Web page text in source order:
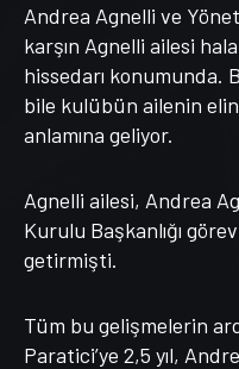
Andrea Agnelli ve
karşın Agnelli ailesi
hissedarı konumunda.
bile kulübün ailenin
anlamına geliyor.
Agnelli ailesi, Andrea
Kurulu Başkanlığı
getirmişti.
Tüm bu gelişmelerin
Paratici’ye 2,5 yıl,